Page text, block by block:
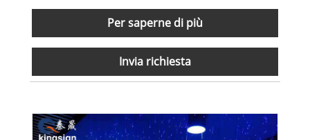
Per saperne di più
Invia richiesta